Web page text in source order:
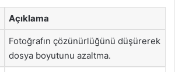
Açıklama
Fotoğrafın çözünürlüğünü düşürerek
dosya boyutunu azaltma.